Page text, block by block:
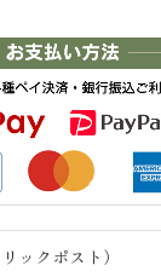
ックポスト）